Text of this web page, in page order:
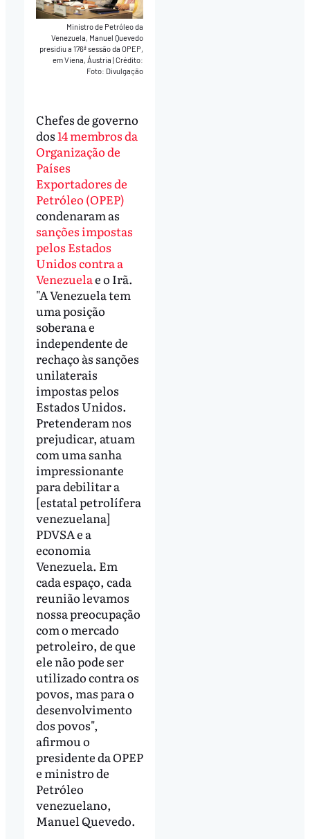
Ministro de Petróleo da
Venezuela, Manuel Quevedo
presidiu a 176ª sessão da OPEP,
em Viena, Áustria|Crédito:
Foto: Divulgação
Chefes de governo
dos14 membros da
Organização de
Países
Exportadores de
Petróleo (OPEP)
condenaram as
sanções impostas
pelos Estados
Unidos contra a
Venezuelae o Irã.
"A Venezuela tem
uma posição
soberana e
independente de
rechaço às sanções
unilaterais
impostas pelos
Estados Unidos.
Pretenderam nos
prejudicar, atuam
com uma sanha
impressionante
para debilitar a
[estatal petrolífera
venezuelana]
PDVSA e a
economia
Venezuela. Em
cada espaço, cada
reunião levamos
nossa preocupação
com o mercado
petroleiro, de que
ele não pode ser
utilizado contra os
povos, mas para o
desenvolvimento
dos povos",
afirmou o
presidente da OPEP
e ministro de
Petróleo
venezuelano,
Manuel Quevedo.